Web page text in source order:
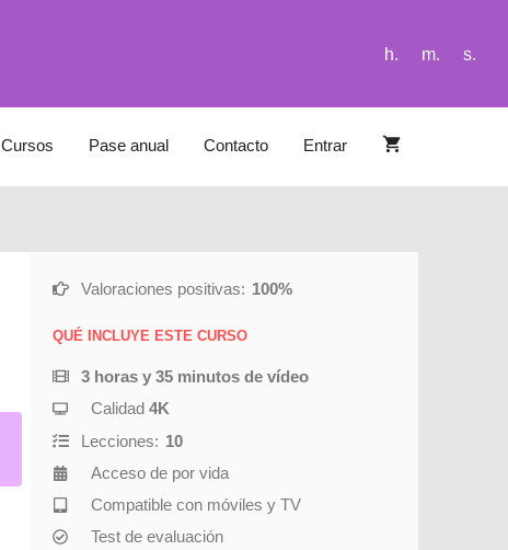
h. m. s.
Cursos Pase anual Contacto Entrar
Valoraciones positivas: 100%
QUÉ INCLUYE ESTE CURSO
3 horas y 35 minutos de vídeo
Calidad 4K
Lecciones: 10
Acceso de por vida
Compatible con móviles y TV
Test de evaluación